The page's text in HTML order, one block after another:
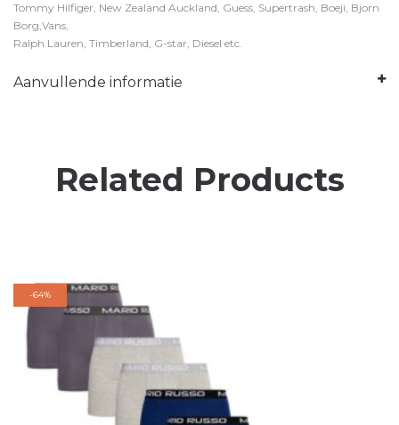
Tommy Hilfiger, New Zealand Auckland, Guess, Supertrash, Boeji, Bjorn
Borg,Vans,
Ralph Lauren, Timberland, G-star, Diesel etc.
Aanvullende informatie
Related Products
-64%